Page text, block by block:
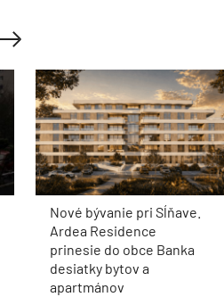
Nové bývanie pri Sĺňave.
Ardea Residence
prinesie do obce Banka
desiatky bytov a
apartmánov